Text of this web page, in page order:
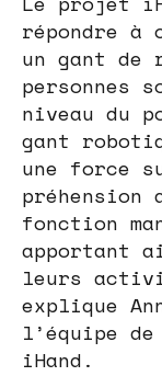
répondre à
un gant de
personnes
niveau du
gant
une force
préhension
fonction
apportant
leurs
explique
l’équipe
iHand.